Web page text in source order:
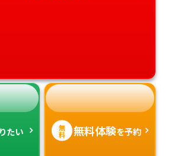
たい 無
料 無料体験を予約